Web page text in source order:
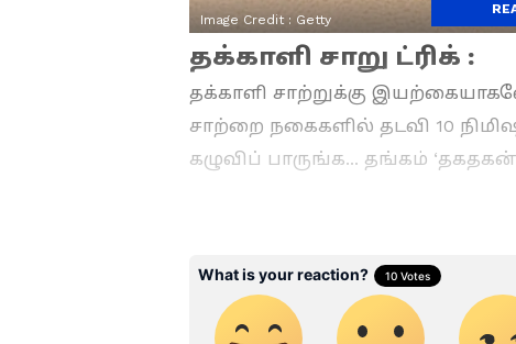
Image Credit : Getty
தக்காளி சாறு ட்ரிக் :
தக்காளி சாற்றுக்கு
சாற்றை நகைகளில் தடவி 10
கழுவிப் பாருங்க... தங்கம்
Gold Price: சீக்ரெட்
சொல்லும் தங்கம்..!